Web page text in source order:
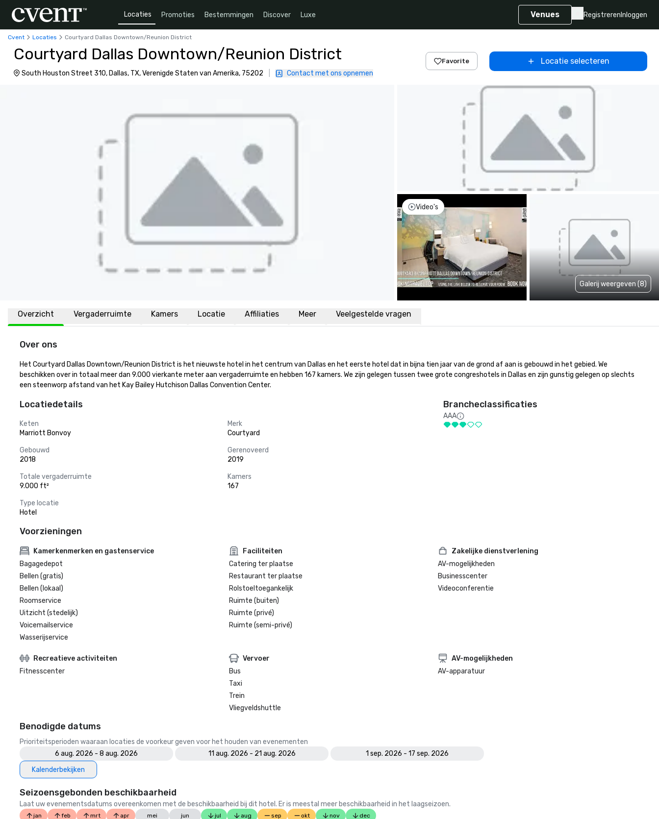
Locaties Promoties Bestemmingen Discover Luxe Venues Registreren Inloggen
Cvent Locaties Courtyard Dallas Downtown/Reunion District
Courtyard Dallas Downtown/Reunion District
South Houston Street 310, Dallas, TX, Verenigde Staten van Amerika, 75202 Contact met ons opnemen
Favorite Locatie selecteren
Video's
Galerij weergeven (8)
Overzicht Vergaderruimte Kamers Locatie Affiliaties Meer Veelgestelde vragen
Over ons
Het Courtyard Dallas Downtown/Reunion District is het nieuwste hotel in het centrum van Dallas en het eerste hotel dat in bijna tien jaar van de grond af aan is gebouwd in het gebied. We
beschikken over in totaal meer dan 9.000 vierkante meter aan vergaderruimte en hebben 167 kamers. We zijn gelegen tussen twee grote congreshotels in Dallas en zijn gunstig gelegen op slechts
een steenworp afstand van het Kay Bailey Hutchison Dallas Convention Center.
Locatiedetails
Keten
Marriott Bonvoy
Merk
Courtyard
Gebouwd
2018
Gerenoveerd
2019
Totale vergaderruimte
9.000 ft²
Kamers
167
Type locatie
Hotel
Brancheclassificaties
AAA
Voorzieningen
Kamerkenmerken en gastenservice
Bagagedepot
Bellen (gratis)
Bellen (lokaal)
Roomservice
Uitzicht (stedelijk)
Voicemailservice
Wasserijservice
Faciliteiten
Catering ter plaatse
Restaurant ter plaatse
Rolstoeltoegankelijk
Ruimte (buiten)
Ruimte (privé)
Ruimte (semi-privé)
Zakelijke dienstverlening
AV-mogelijkheden
Businesscenter
Videoconferentie
Recreatieve activiteiten
Fitnesscenter
Vervoer
Bus
Taxi
Trein
Vliegveldshuttle
AV-mogelijkheden
AV-apparatuur
Benodigde datums
Prioriteitsperioden waaraan locaties de voorkeur geven voor het houden van evenementen
6 aug. 2026 - 8 aug. 2026
11 aug. 2026 - 21 aug. 2026
1 sep. 2026 - 17 sep. 2026
Kalenderbekijken
Seizoensgebonden beschikbaarheid
Laat uw evenementsdatums overeenkomen met de beschikbaarheid bij dit hotel. Er is meestal meer beschikbaarheid in het laagseizoen.
jan feb mrt apr mei jun jul aug sep okt nov dec